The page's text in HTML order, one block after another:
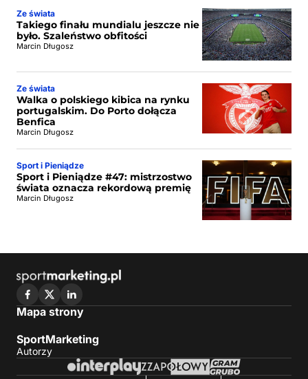
Ze świata
Takiego finału mundialu jeszcze nie
było. Szaleństwo obfitości
Marcin Długosz
Ze świata
Walka o polskiego kibica na rynku
portugalskim. Do Porto dołącza
Benfica
Marcin Długosz
Sport i Pieniądze
Sport i Pieniądze #47: mistrzostwo
świata oznacza rekordową premię
Marcin Długosz
Mapa strony
SportMarketing
Autorzy